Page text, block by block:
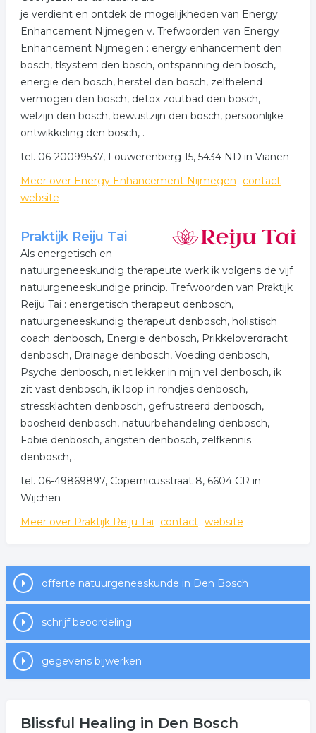
overleg.
Wij bieden tevens 1:1 begeleiding en coaching aan wat
je kan helpen ter voorbereiding op een deelname of na
deelname tijdens de integratie periode.
Naast de Psilocybin Magic Truffles Retreats en
coaching bieden wij tevens Kundalini energetische
healing sessie en Rapéh (heilig sjamanistisch medicijn).
Wij kijken ernaar uit je te ontmoeten. Zie voor actuele
Met liefde, Tatjana
je verdient en ontdek de mogelijkheden van Energy
Enhancement Nijmegen v. Trefwoorden van Energy
Enhancement Nijmegen : energy enhancement den
bosch, tlsystem den bosch, ontspanning den bosch,
energie den bosch, herstel den bosch, zelfhelend
vermogen den bosch, detox zoutbad den bosch,
welzijn den bosch, bewustzijn den bosch, persoonlijke
ontwikkeling den bosch, .
tel. 06-20099537, Louwerenberg 15, 5434 ND in Vianen
Meer over Energy Enhancement Nijmegen
contact
website
Praktijk Reiju Tai
Als energetisch en
natuurgeneeskundig therapeute werk ik volgens de vijf
natuurgeneeskundige princip. Trefwoorden van Praktijk
Reiju Tai : energetisch therapeut denbosch,
natuurgeneeskundig therapeut denbosch, holistisch
coach denbosch, Energie denbosch, Prikkeloverdracht
denbosch, Drainage denbosch, Voeding denbosch,
Psyche denbosch, niet lekker in mijn vel denbosch, ik
zit vast denbosch, ik loop in rondjes denbosch,
stressklachten denbosch, gefrustreerd denbosch,
boosheid denbosch, natuurbehandeling denbosch,
Fobie denbosch, angsten denbosch, zelfkennis
denbosch, .
tel. 06-49869897, Copernicusstraat 8, 6604 CR in
Wijchen
Meer over Praktijk Reiju Tai
contact website
offerte natuurgeneeskunde in Den Bosch
schrijf beoordeling
gegevens bijwerken
Blissful Healing in Den Bosch